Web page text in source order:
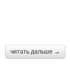
читать дальше →